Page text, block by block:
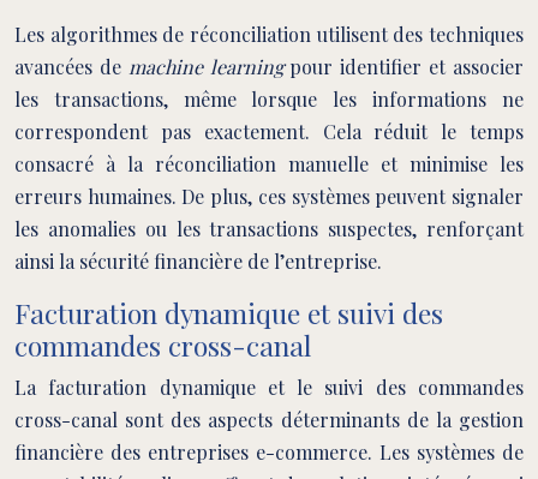
Les algorithmes de réconciliation utilisent des techniques
avancées de machine learningpour identifier et associer
les transactions, même lorsque les informations ne
correspondent pas exactement. Cela réduit le temps
consacré à la réconciliation manuelle et minimise les
erreurs humaines. De plus, ces systèmes peuvent signaler
les anomalies ou les transactions suspectes, renforçant
ainsi la sécurité financière de l’entreprise.
Facturation dynamique et suivi des
commandes cross-canal
La facturation dynamique et le suivi des commandes
cross-canal sont des aspects déterminants de la gestion
financière des entreprises e-commerce. Les systèmes de